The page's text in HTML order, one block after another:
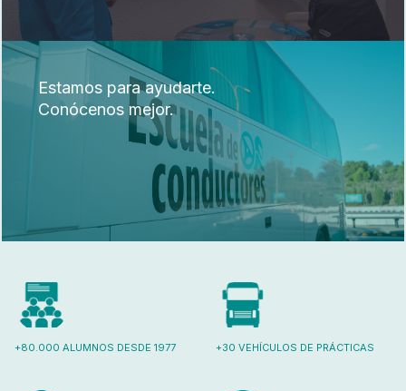
Estamos para ayudarte.
Conócenos mejor.
+80.000 ALUMNOS DESDE 1977 +30 VEHÍCULOS DE PRÁCTICAS